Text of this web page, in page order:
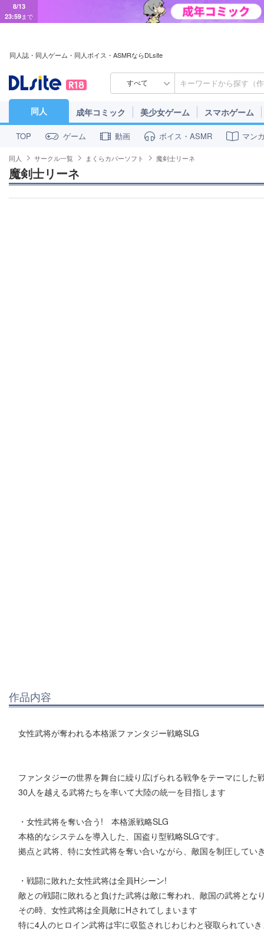
8/13
23:59まで
同人誌・同人ゲーム・同人ボイス・ASMRならDLsite
すべて
同人 成年コミック 美少女ゲーム スマホゲーム
TOP ゲーム 動画 ボイス・ASMR マン
同人 サークル一覧 まくらカバーソフト 魔剣士リーネ
魔剣士リーネ
作品内容
女性武将が奪われる本格派ファンタジー戦略SLG
ファンタジーの世界を舞台に繰り広げられる戦争をテーマにした
30人を越える武将たちを率いて大陸の統一を目指します
・女性武将を奪い合う! 本格派戦略SLG
本格的なシステムを導入した、国盗り型戦略SLGです。
拠点と武将、特に女性武将を奪い合いながら、敵国を制圧してい
・戦闘に敗れた女性武将は全員Hシーン!
敵との戦闘に敗れると負けた武将は敵に奪われ、敵国の武将とな
その時、女性武将は全員敵にHされてしまいます
特に4人のヒロイン武将は牢に収監されじわじわと寝取られてい